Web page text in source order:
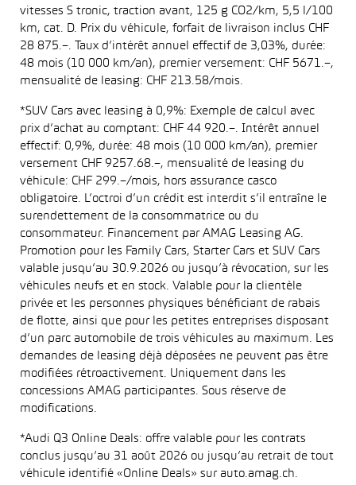
vitesses S tronic, traction avant, 125 g CO2/km, 5,5 l/100
km, cat. D. Prix du véhicule, forfait de livraison inclus CHF
28 875.–. Taux d’intérêt annuel effectif de 3,03%, durée:
48 mois (10 000 km/an), premier versement: CHF 5671.–,
mensualité de leasing: CHF 213.58/mois.
*SUV Cars avec leasing à 0,9%: Exemple de calcul avec
prix d’achat au comptant: CHF 44 920.–. Intérêt annuel
effectif: 0,9%, durée: 48 mois (10 000 km/an), premier
versement CHF 9257.68.–, mensualité de leasing du
véhicule: CHF 299.–/mois, hors assurance casco
obligatoire. L’octroi d’un crédit est interdit s’il entraîne le
surendettement de la consommatrice ou du
consommateur. Financement par AMAG Leasing AG.
Promotion pour les Family Cars, Starter Cars et SUV Cars
valable jusqu’au 30.9.2026 ou jusqu’à révocation, sur les
véhicules neufs et en stock. Valable pour la clientèle
privée et les personnes physiques bénéficiant de rabais
de flotte, ainsi que pour les petites entreprises disposant
d’un parc automobile de trois véhicules au maximum. Les
demandes de leasing déjà déposées ne peuvent pas être
modifiées rétroactivement. Uniquement dans les
concessions AMAG participantes. Sous réserve de
modifications.
*Audi Q3 Online Deals: offre valable pour les contrats
conclus jusqu’au 31 août 2026 ou jusqu’au retrait de tout
véhicule identifié «Online Deals» sur auto.amag.ch.